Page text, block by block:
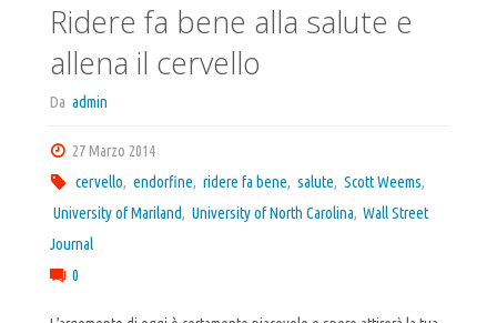
Ridere fa bene alla salute e
allena il cervello
Da admin
27 Marzo 2014
cervello, endorfine, ridere fa bene, salute, Scott Weems,
University of Mariland, University of North Carolina, Wall Street
Journal
0